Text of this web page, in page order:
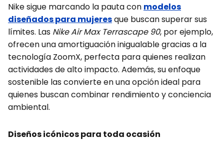
Nike sigue marcando la pauta con modelos
diseñados para mujeresque buscan superar sus
límites. Las Nike Air Max Terrascape 90, por ejemplo,
ofrecen una amortiguación inigualable gracias a la
tecnología ZoomX, perfecta para quienes realizan
actividades de alto impacto. Además, su enfoque
sostenible las convierte en una opción ideal para
quienes buscan combinar rendimiento y conciencia
ambiental.
Diseños icónicos para toda ocasión